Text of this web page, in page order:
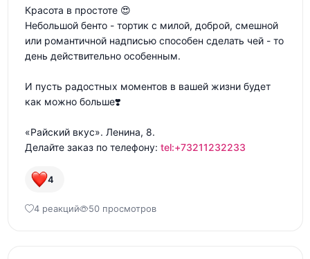
Красота в простоте 😍
Небольшой бенто - тортик с милой, доброй, смешной
или романтичной надписью способен сделать чей - то
день действительно особенным.
И пусть радостных моментов в вашей жизни будет
как можно больше❣️
«Райский вкус». Ленина, 8.
Делайте заказ по телефону: tel:+73211232233
4
4 реакций 50 просмотров